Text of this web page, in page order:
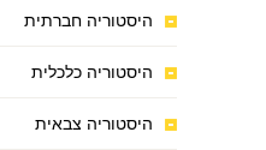
היסטוריה חברתית
היסטוריה כלכלית
היסטוריה צבאית